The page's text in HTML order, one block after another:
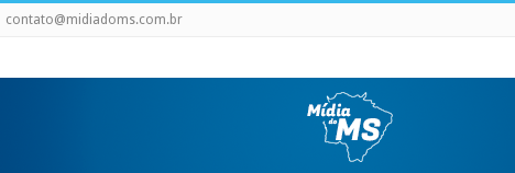
contato@midiadoms.com.br